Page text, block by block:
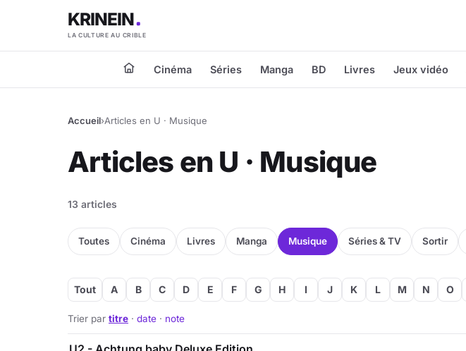
KRINEIN
LA CULTURE AU CRIBLE
Cinéma Séries Manga BD Livres Jeux vidéo
Accueil›Articles en U · Musique
Articles en U · Musique
13 articles
Toutes Cinéma Livres Manga Musique Séries & TV Sortir
Tout A B C D E F G H I J K L M N O
Trier par titre · date · note